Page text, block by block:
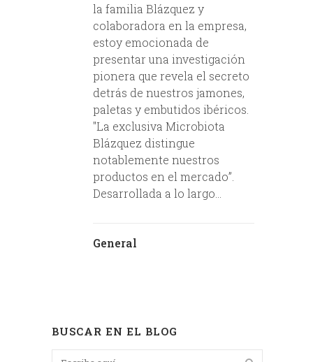
la familia Blázquez y
colaboradora en la empresa,
estoy emocionada de
presentar una investigación
pionera que revela el secreto
detrás de nuestros jamones,
paletas y embutidos ibéricos.
"La exclusiva Microbiota
Blázquez distingue
notablemente nuestros
productos en el mercado”.
Desarrollada a lo largo...
General
BUSCAR EN EL BLOG